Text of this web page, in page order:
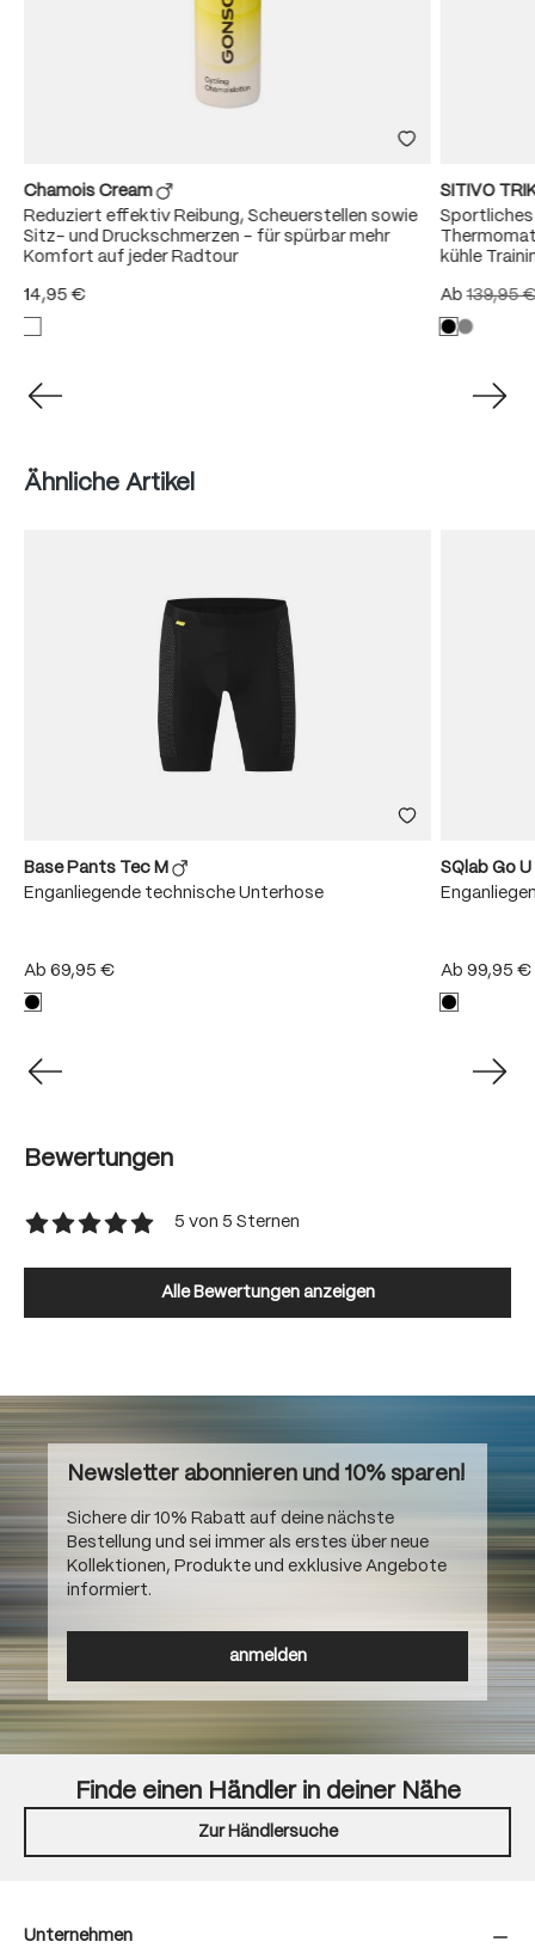
Chamois Cream
Reduziert effektiv Reibung, Scheuerstellen sowie
Sitz- und Druckschmerzen – für spürbar mehr
Komfort auf jeder Radtour
14,95 €
SITIVO
kühle
Ab139,95
Produktgalerie überspringen
Ähnliche Artikel
Base Pants Tec M
Enganliegende technische Unterhose
Ab 69,95 €
SQlab Go
Ab 99,95 €
Bewertungen
5 von 5 Sternen
Alle Bewertungen anzeigen
Newsletter abonnieren und 10% sparen!
Sichere dir 10% Rabatt auf deine nächste
Bestellung und sei immer als erstes über neue
Kollektionen, Produkte und exklusive Angebote
informiert.
anmelden
Finde einen Händler in deiner Nähe
Zur Händlersuche
Unternehmen